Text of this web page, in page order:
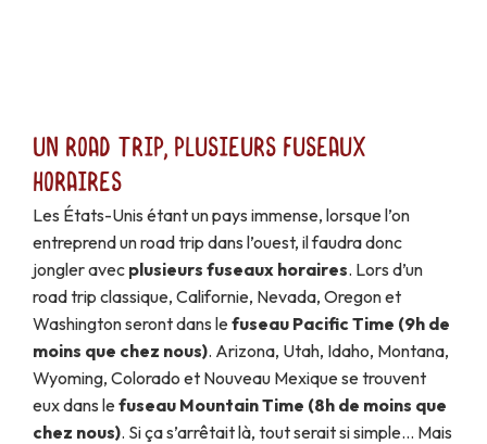
Un road trip, plusieurs fuseaux
horaires
Les États-Unis étant un pays immense, lorsque l’on
entreprend un road trip dans l’ouest, il faudra donc
jongler avec plusieurs fuseaux horaires. Lors d’un
road trip classique, Californie, Nevada, Oregon et
Washington seront dans lefuseau Pacific Time (9h de
moins que chez nous). Arizona, Utah, Idaho, Montana,
Wyoming, Colorado et Nouveau Mexique se trouvent
eux dans lefuseau Mountain Time (8h de moins que
chez nous). Si ça s’arrêtait là, tout serait si simple… Mais